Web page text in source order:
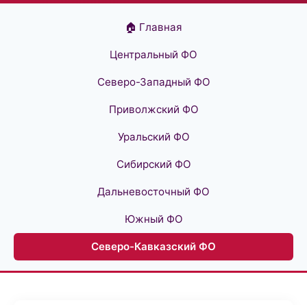
🏠 Главная
Центральный ФО
Северо-Западный ФО
Приволжский ФО
Уральский ФО
Сибирский ФО
Дальневосточный ФО
Южный ФО
Северо-Кавказский ФО